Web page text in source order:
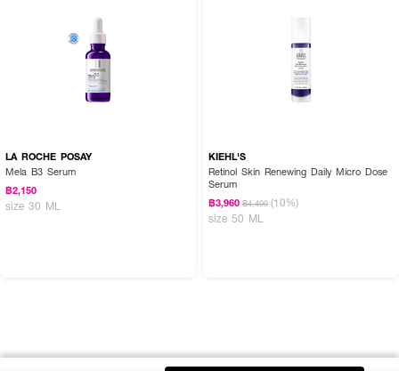
LA ROCHE POSAY
Mela B3 Serum
฿2,150
size 30 ML
KIEHL'S
Retinol Skin Renewing Daily Micro Dose
Serum
฿3,960 ฿4,400 (10%)
size 50 ML